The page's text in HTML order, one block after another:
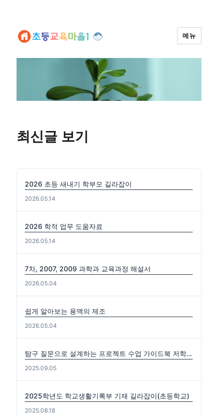
메뉴
최신글 보기
2026 초등 새내기 학부모 길라잡이
2026.05.14
2026 학적 업무 도움자료
2026.05.14
7차, 2007, 2009 과학과 교육과정 해설서
2026.05.04
쉽게 알아보는 용액의 제조
2026.05.04
탐구 질문으로 설계하는 프로젝트 수업 가이드북 저학년편. 중·고학년편
2025.09.05
2025학년도 학교생활기록부 기재 길라잡이(초등학교)
2025.08.18